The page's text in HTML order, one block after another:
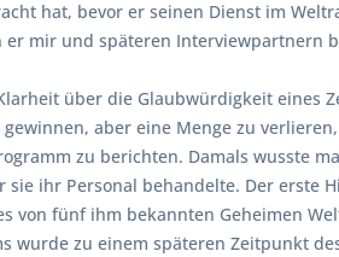
hat, bevor er seinen Dienst im
mir und späteren Interviewpartnern
über die Glaubwürdigkeit eines
aber eine Menge zu
zu berichten. Damals wusste
ihr Personal behandelte. Der erste
von fünf ihm bekannten Geheimen
wurde zu einem späteren Zeitpunkt